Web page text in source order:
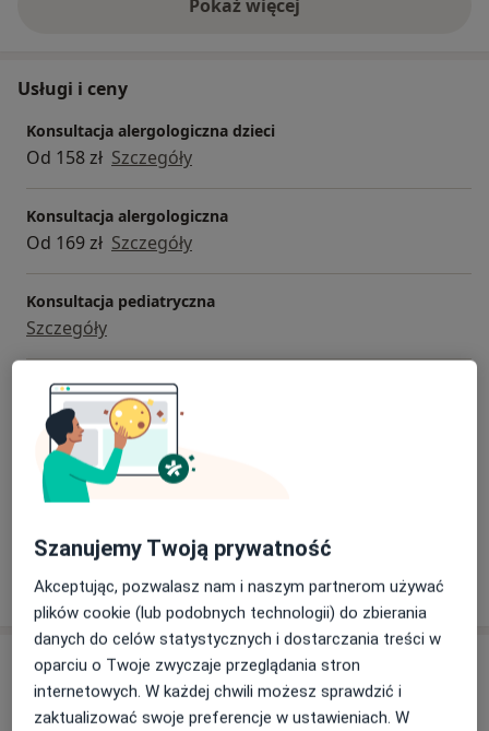
Pokaż więcejo doświadczeniu
Usługi i ceny
Konsultacja alergologiczna dzieci
Od 158 zł Szczegóły
Konsultacja alergologiczna
Od 169 zł Szczegóły
Konsultacja pediatryczna
Szczegóły
Konsultacja telefoniczna - Alergolog
Od 149 zł Szczegóły
Konsultacja telefoniczna - Alergolog Dzieci
Od 189 zł
W jaki sposób ustalane są ceny?
Adresy (5)
Adres 1 Adres 2 Adres 3 Adres 4
Szanujemy Twoją prywatność
Akceptując, pozwalasz nam i naszym partnerom używać
plików cookie (lub podobnych technologii) do zbierania
danych do celów statystycznych i dostarczania treści w
oparciu o Twoje zwyczaje przeglądania stron
internetowych. W każdej chwili możesz sprawdzić i
zaktualizować swoje preferencje w ustawieniach. W